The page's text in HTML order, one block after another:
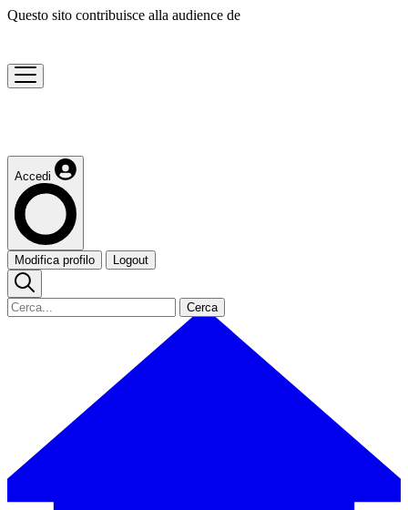
Questo sito contribuisce alla audience de
Accedi
Modifica profilo Logout
Cerca